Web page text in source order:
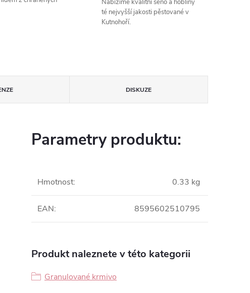
Nabízíme kvalitní seno a hobliny
té nejvyšší jakosti pěstované v
Kutnohoří.
DISKUZE
Parametry produktu:
Hmotnost: 0.33 kg
EAN: 8595602510795
Produkt naleznete v této kategorii
Granulované krmivo